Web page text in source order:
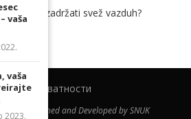
a zadržati svež vazduh?
приватности
Designed and Developed by SNUK
vaša
vaša
2023.